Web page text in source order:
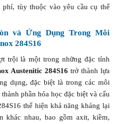
tùy thuộc vào yêu cầu cụ thể
và Ứng Dụng Trong Môi
284S16
trội là một trong những đặc tính
Austenitic 284S16 trở thành lựa
dụng, đặc biệt là trong các môi
phần hóa học đặc biệt và cấu
thể hiện khả năng kháng lại
khác nhau, bao gồm axit, kiềm,